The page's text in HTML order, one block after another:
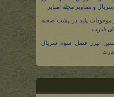
و تصاویر مجله امپایر
موجودات پلید در پشت صحنه
قدرت
تیزر فصل سوم سریال